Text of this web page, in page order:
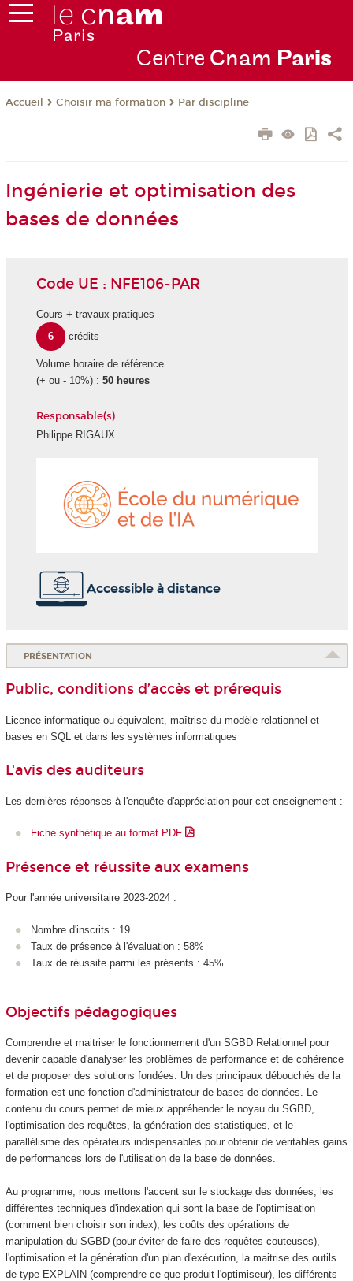
Centre Cnam Paris
Accueil Choisir ma formation Par discipline
Ingénierie et optimisation des
bases de données
Code UE : NFE106-PAR
Cours + travaux pratiques
6
crédits
Volume horaire de référence
(+ ou - 10%) : 50 heures
Responsable(s)
Philippe RIGAUX
Accessible à distance
PRÉSENTATION
Public, conditions d’accès et prérequis
Licence informatique ou équivalent, maîtrise du modèle relationnel et
bases en SQL et dans les systèmes informatiques
L'avis des auditeurs
Les dernières réponses à l'enquête d'appréciation pour cet enseignement :
Fiche synthétique au format PDF
Présence et réussite aux examens
Pour l'année universitaire 2023-2024 :
Nombre d'inscrits : 19
Taux de présence à l'évaluation : 58%
Taux de réussite parmi les présents : 45%
Objectifs pédagogiques
Comprendre et maitriser le fonctionnement d'un SGBD Relationnel pour
devenir capable d'analyser les problèmes de performance et de cohérence
et de proposer des solutions fondées. Un des principaux débouchés de la
formation est une fonction d'administrateur de bases de données. Le
contenu du cours permet de mieux appréhender le noyau du SGBD,
l'optimisation des requêtes, la génération des statistiques, et le
parallélisme des opérateurs indispensables pour obtenir de véritables gains
de performances lors de l'utilisation de la base de données.
Au programme, nous mettons l'accent sur le stockage des données, les
différentes techniques d'indexation qui sont la base de l'optimisation
(comment bien choisir son index), les coûts des opérations de
manipulation du SGBD (pour éviter de faire des requêtes couteuses),
l'optimisation et la génération d'un plan d'exécution, la maitrise des outils
de type EXPLAIN (comprendre ce que produit l'optimiseur), les différents